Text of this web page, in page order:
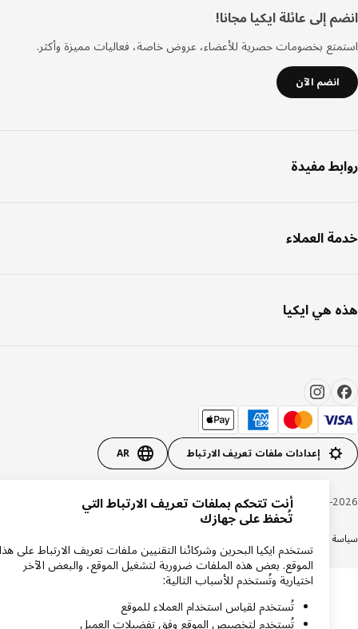
إلى عائلة ايكيا مجانا!
بخصومات حصرية للأعضاء، عروض خاصة، فعاليات مميزة وأكثر.
انضم الآن
مفيدة
العملاء
هي ايكيا
إعدادات ملفات تعريف الارتباط AR
Inter IKEA Systems B.V. 1999-
الخصوصية
أنت تتحكم بملفات تعريف الارتباط التي
تُحفظ على جهازك
تستخدم ايكيا البحرين وشركائنا التقنيين ملفات تعريف الارتباط على هذا
الموقع. بعض هذه الملفات ضرورية لتشغيل الموقع، والبعض الآخر
اختيارية وتُستخدم للأسباب التالية:
تُستخدم لقياس استخدام العملاء للموقع
تُستخدم لتخصيص الموقع وفق تفضيلات العميل